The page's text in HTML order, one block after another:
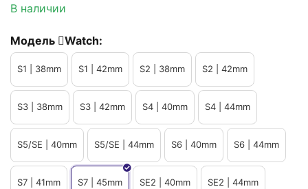
В наличии
Модель Watch:
S1 | 38mm S1 | 42mm S2 | 38mm S2 | 42mm
S3 | 38mm S3 | 42mm S4 | 40mm S4 | 44mm
S5/SE | 40mm S5/SE | 44mm S6 | 40mm S6 | 44mm
S7 | 41mm S7 | 45mm SE2 | 40mm SE2 | 44mm